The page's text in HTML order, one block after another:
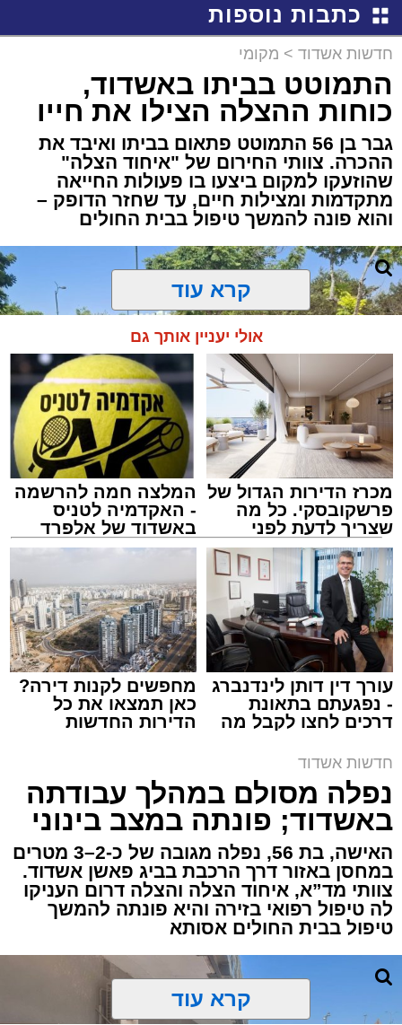
כתבות נוספות
חדשות אשדוד > מקומי
התמוטט בביתו באשדוד,
כוחות ההצלה הצילו את חייו
גבר בן 56 התמוטט פתאום בביתו ואיבד את
ההכרה. צוותי החירום של "איחוד הצלה"
שהוזעקו למקום ביצעו בו פעולות החייאה
מתקדמות ומצילות חיים, עד שחזר הדופק –
והוא פונה להמשך טיפול בבית החולים
צילום: דוברות איחוד הצלה
מערכת האתר / 15:39 07.08.26
איחוד הצלה,
אירוע דרמטי הסתיים בנס רפואי באשדוד, לאחר
שגבר בן 56 התמוטט בביתו שבאחד הרחובות
ברובע י"א בעיר, כתוצאה מאירוע פתאומי שגרם
להפסקת פעילות ליבו.
למקום הוזעקו מיד צוותי רפואה ומתנדבים של
ארגון "איחוד הצלה". החובשים והפרמדיקים
הכרה, ופתחו מיידית בפעולות החייאה מתקדמות,
הכוללות עיסויי לב ושימוש במפעם (דפיברילטור).
קרא עוד
אולי יעניין אותך גם
מכרז הדירות הגדול של
פרשקובסקי. כל מה
שצריך לדעת לפני
שמגישים הצעה לדירה
באשדוד
המלצה חמה להרשמה
- האקדמיה לטניס
באשדוד של אלפרד
קריאולנסקי - לילדים
עורך דין דותן לינדנברג
- נפגעתם בתאונת
דרכים לחצו לקבל מה
מחפשים לקנות דירה?
כאן תמצאו את כל
הדירות החדשות
חדשות אשדוד
נפלה מסולם במהלך עבודתה
באשדוד; פונתה במצב בינוני
האישה, בת 56, נפלה מגובה של כ-2–3 מטרים
במחסן באזור דרך הרכבת בביג פאשן אשדוד.
צוותי מד”א, איחוד הצלה והצלה דרום העניקו
לה טיפול רפואי בזירה והיא פונתה להמשך
טיפול בבית החולים אסותא
קרא עוד